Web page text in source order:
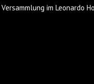
im Leonardo